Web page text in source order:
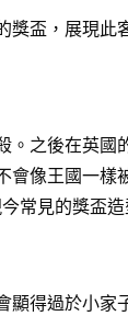
獎盃，展現此
。之後在英國
會像王國一樣
常見的獎盃
顯得過於小家